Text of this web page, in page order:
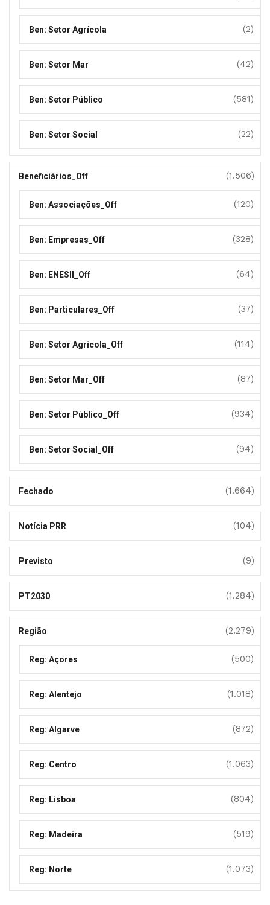
Ben: Setor Agrícola (2)
Ben: Setor Mar (42)
Ben: Setor Público (581)
Ben: Setor Social (22)
Beneficiários_Off (1.506)
Ben: Associações_Off (120)
Ben: Empresas_Off (328)
Ben: ENESII_Off (64)
Ben: Particulares_Off (37)
Ben: Setor Agrícola_Off (114)
Ben: Setor Mar_Off (87)
Ben: Setor Público_Off (934)
Ben: Setor Social_Off (94)
Fechado (1.664)
Notícia PRR (104)
Previsto (9)
PT2030 (1.284)
Região (2.279)
Reg: Açores (500)
Reg: Alentejo (1.018)
Reg: Algarve (872)
Reg: Centro (1.063)
Reg: Lisboa (804)
Reg: Madeira (519)
Reg: Norte (1.073)